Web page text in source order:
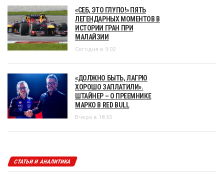
«СЕБ, ЭТО ГЛУПО!» ПЯТЬ
ЛЕГЕНДАРНЫХ МОМЕНТОВ В
ИСТОРИИ ГРАН ПРИ
МАЛАЙЗИИ
Сегодня в 9:02
«ДОЛЖНО БЫТЬ, ЛАГРЮ
ХОРОШО ЗАПЛАТИЛИ».
ШТАЙНЕР – О ПРЕЕМНИКЕ
МАРКО В RED BULL
Вчера в 18:55
СТАТЬИ И АНАЛИТИКА